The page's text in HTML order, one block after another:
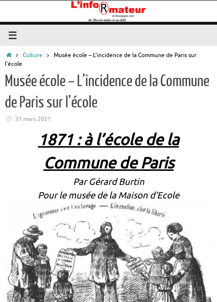
contenu
Accueil
Culture
Musée école – L’incidence de la Commune de Paris sur
l’école
Musée école – L’incidence de la Commune
de Paris sur l’école
31 mars 2021
1871 : à l’école de la
Commune de Paris
Par Gérard Burtin
Pour le musée de la Maison d’Ecole